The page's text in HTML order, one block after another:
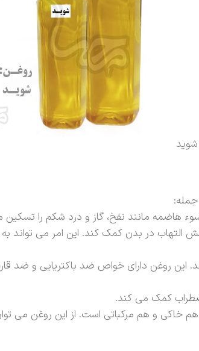
هاضمه مانند نفخ، گاز و درد شکم را
در بدن کمک کند. این امر می تواند به
روغن دارای خواص ضد باکتریایی و ضد
کمک می کند.
و هم مرکباتی است. از این روغن می